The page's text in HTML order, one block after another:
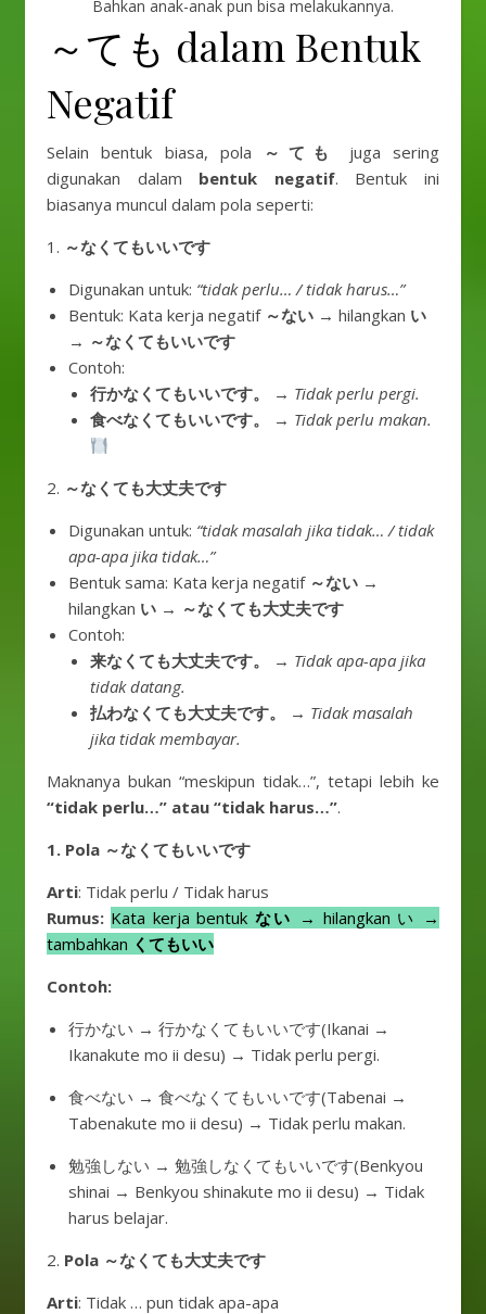
Bahkan anak-anak pun bisa melakukannya.
～ても dalam Bentuk
Negatif
Selain bentuk biasa, pola ～ても
juga sering
digunakan dalam bentuk negatif. Bentuk ini
biasanya muncul dalam pola seperti:
1. ～なくてもいいです
Digunakan untuk: “tidak perlu… / tidak harus…”
Bentuk: Kata kerja negatif ～ない → hilangkan い
→ ～なくてもいいです
Contoh:
行かなくてもいいです。
→ Tidak perlu pergi.
食べなくてもいいです。
→ Tidak perlu makan.
2. ～なくても大丈夫です
Digunakan untuk: “tidak masalah jika tidak… / tidak
apa-apa jika tidak…”
Bentuk sama: Kata kerja negatif ～ない →
hilangkan い → ～なくても大丈夫です
Contoh:
来なくても大丈夫です。
→ Tidak apa-apa jika
tidak datang.
払わなくても大丈夫です。
→ Tidak masalah
jika tidak membayar.
Maknanya bukan “meskipun tidak…”, tetapi lebih ke
“tidak perlu…” atau “tidak harus…”.
1. Pola ～なくてもいいです
Arti: Tidak perlu / Tidak harus
Rumus: Kata kerja bentuk ない → hilangkan い →
tambahkan くてもいい
Contoh:
行かない → 行かなくてもいいです(Ikanai →
Ikanakute mo ii desu) → Tidak perlu pergi.
食べない → 食べなくてもいいです(Tabenai →
Tabenakute mo ii desu) → Tidak perlu makan.
勉強しない → 勉強しなくてもいいです(Benkyou
shinai → Benkyou shinakute mo ii desu) → Tidak
harus belajar.
2. Pola ～なくても大丈夫です
Arti: Tidak … pun tidak apa-apa